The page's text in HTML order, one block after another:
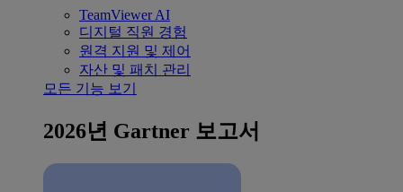
TeamViewer AI
디지털 직원 경험
원격 지원 및 제어
자산 및 패치 관리
모든 기능 보기
2026년 Gartner 보고서